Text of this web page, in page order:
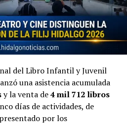
del Libro Infantil y Juvenil
una asistencia acumulada
y la venta de4 mil 712 libros
días de actividades, de
por los